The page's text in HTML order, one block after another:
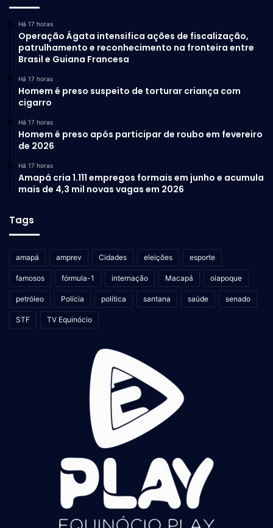
Há 17 horas
Operação Ágata intensifica ações de fiscalização,
patrulhamento e reconhecimento na fronteira entre
Brasil e Guiana Francesa
Há 17 horas
Homem é preso suspeito de torturar criança com
cigarro
Há 17 horas
Homem é preso após participar de roubo em fevereiro
de 2026
Há 17 horas
Amapá cria 1.111 empregos formais em junho e acumula
mais de 4,3 mil novas vagas em 2026
Tags
amapá amprev Cidades eleições esporte
famosos fórmula-1 internação Macapá oiapoque
petróleo Polícia política santana saúde senado
STF TV Equinócio